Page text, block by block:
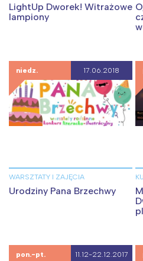
LightUp Dworek! Witrażowe
lampiony
niedz. 17.06.2018
WARSZTATY I ZAJĘCIA
Urodziny Pana Brzechwy
pon.-pt. 11.12-22.12.2017